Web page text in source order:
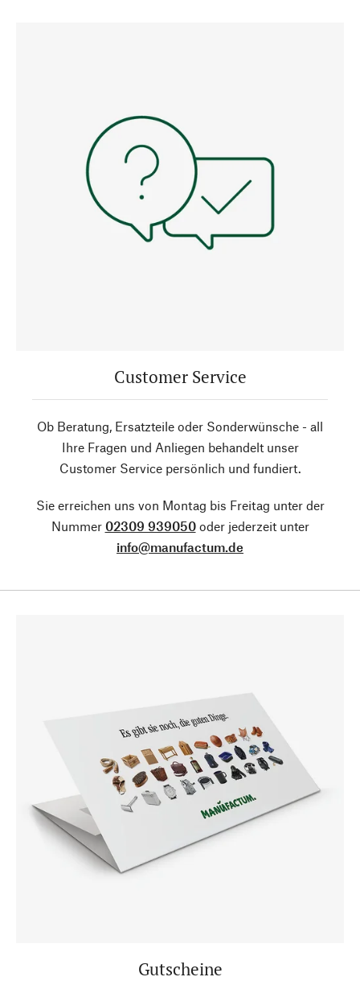
Customer Service
Ob Beratung, Ersatzteile oder Sonderwünsche - all
Ihre Fragen und Anliegen behandelt unser
Customer Service persönlich und fundiert.
Sie erreichen uns von Montag bis Freitag unter der
Nummer 02309 939050oder jederzeit unter
info@manufactum.de
Gutscheine